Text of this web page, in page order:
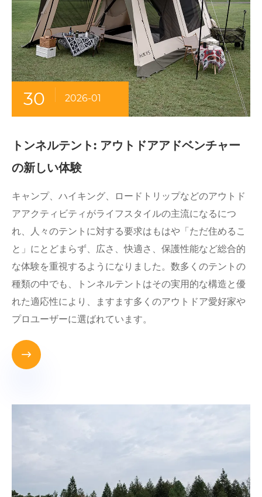
30 2026-01
トンネルテント: アウトドアアドベンチャー
の新しい体験
キャンプ、ハイキング、ロードトリップなどのアウトド
アアクティビティがライフスタイルの主流になるにつ
れ、人々のテントに対する要求はもはや「ただ住めるこ
と」にとどまらず、広さ、快適さ、保護性能など総合的
な体験を重視するようになりました。数多くのテントの
種類の中でも、トンネルテントはその実用的な構造と優
れた適応性により、ますます多くのアウトドア愛好家や
プロユーザーに選ばれています。
